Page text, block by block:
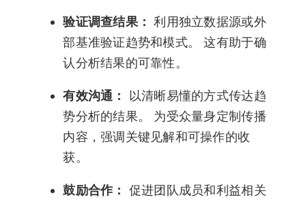
验证调查结果：利用独立数据源或外
部基准验证趋势和模式。 这有助于确
认分析结果的可靠性。
有效沟通： 以清晰易懂的方式传达趋
势分析的结果。 为受众量身定制传播
内容，强调关键见解和可操作的收
获。
鼓励合作： 促进团队成员和利益相关